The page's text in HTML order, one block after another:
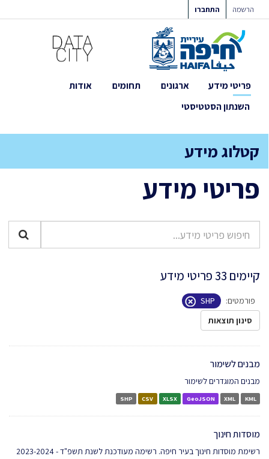
לתוכן
התחברו הרשמה
פריטי מידע ארגונים תחומים
אודות
השנתון הסטטיסטי
קטלוג מידע
פריטי מידע
קיימים 33 פריטי מידע
פורמטים:
SHP
סינון תוצאות
מבנים לשימור
מבנים המוגדרים לשימור
SHP CSV XLSX GeoJSON XML KML
מוסדות חינוך
רשימת מוסדות חינוך בעיר חיפה. רשימה מעודכנת לשנת תשפ"ד - 2023-2024